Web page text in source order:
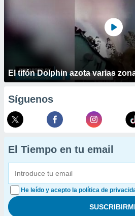
El tifón Dolphin azota varias
Síguenos
El Tiempo en tu email
He leído y acepto la política de